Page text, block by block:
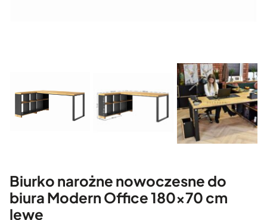
Biurko narożne nowoczesne do
biura Modern Office 180×70 cm
lewe